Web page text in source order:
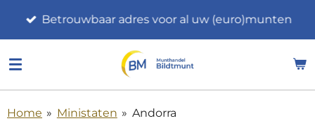
de
Betrouwbaar adres voor al uw (euro)munten
Home » Ministaten » Andorra